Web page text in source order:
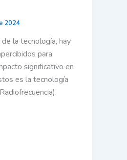
2024
la tecnología, hay
para
significativo en
es la tecnología